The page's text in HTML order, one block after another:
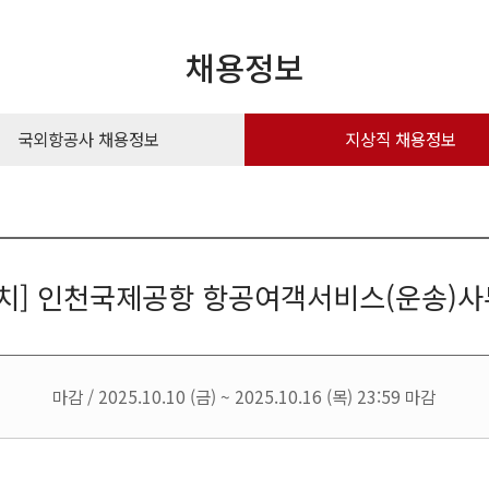
채용정보
국외항공사 채용정보 지상직 채용정보
] 인천국제공항 항공여객서비스(운송)
마감 / 2025.10.10 (금) ~ 2025.10.16 (목) 23:59 마감